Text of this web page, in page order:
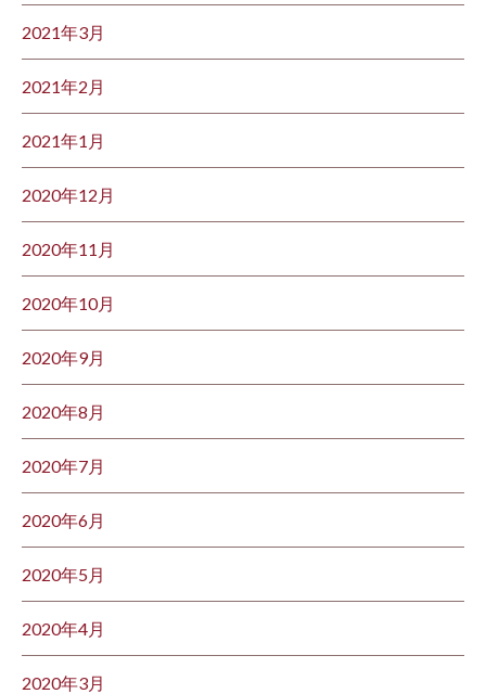
2021年3月
2021年2月
2021年1月
2020年12月
2020年11月
2020年10月
2020年9月
2020年8月
2020年7月
2020年6月
2020年5月
2020年4月
2020年3月